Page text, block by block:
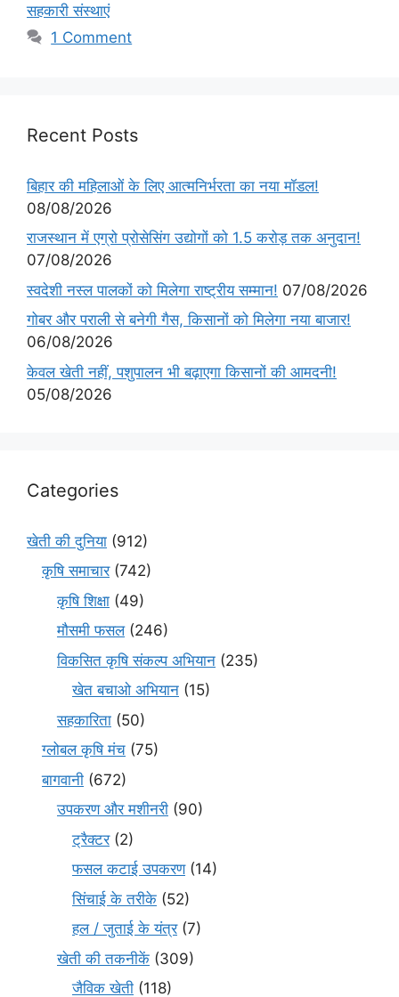
सहकारी संस्थाएं
1 Comment
Recent Posts
बिहार की महिलाओं के लिए आत्मनिर्भरता का नया मॉडल!
08/08/2026
राजस्थान में एग्रो प्रोसेसिंग उद्योगों को 1.5 करोड़ तक अनुदान!
07/08/2026
स्वदेशी नस्ल पालकों को मिलेगा राष्ट्रीय सम्मान! 07/08/2026
गोबर और पराली से बनेगी गैस, किसानों को मिलेगा नया बाजार!
06/08/2026
केवल खेती नहीं, पशुपालन भी बढ़ाएगा किसानों की आमदनी!
05/08/2026
Categories
खेती की दुनिया (912)
कृषि समाचार(742)
कृषि शिक्षा (49)
मौसमी फसल(246)
विकसित कृषि संकल्प अभियान (235)
खेत बचाओ अभियान (15)
सहकारिता (50)
ग्लोबल कृषि मंच (75)
बागवानी (672)
उपकरण और मशीनरी (90)
ट्रैक्टर(2)
फसल कटाई उपकरण(14)
सिंचाई के तरीके (52)
हल / जुताई के यंत्र(7)
खेती की तकनीकें (309)
जैविक खेती (118)